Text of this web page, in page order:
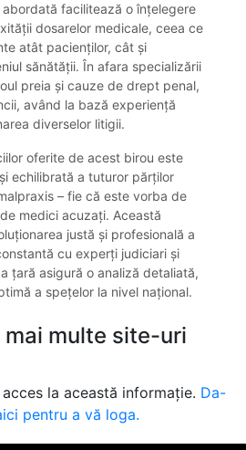
facilitează o înțelegere
dosarelor medicale, ceea ce
atât pacienților, cât și
sănătății. În afara specializării
preia și cauze de drept penal,
având la bază experiență
diverselor litigii.
oferite de acest birou este
echilibrată a tuturor părților
– fie că este vorba de
medici acuzați. Această
justă și profesională a
cu experți judiciari și
țară asigură o analiză detaliată,
a spețelor la nivel național.
multe site-uri
la această informație. Da-
pentru a vă loga.